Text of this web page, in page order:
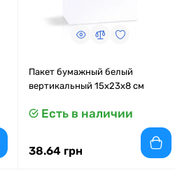
Пакет бумажный белый
вертикальный 15x23x8 см
Есть в наличии
38.64 грн